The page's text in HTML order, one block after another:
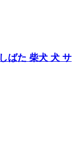
ばた 柴犬 犬 サ